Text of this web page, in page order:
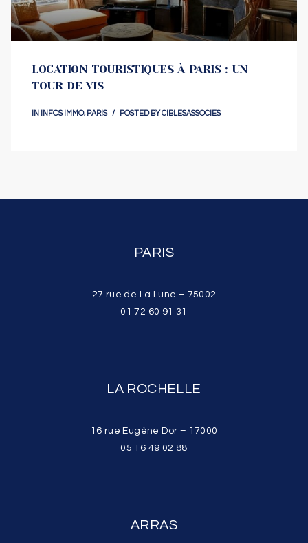
LOCATION TOURISTIQUES À PARIS : UN
TOUR DE VIS
IN INFOS IMMO, PARIS POSTED BYCIBLESASSOCIES
PARIS
27 rue de La Lune – 75002
01 72 60 91 31
LA ROCHELLE
16 rue Eugène Dor – 17000
05 16 49 02 88
ARRAS